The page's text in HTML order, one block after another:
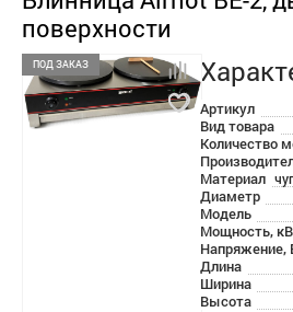
поверхности
Артикул
Вид товара
Количество
Материал
Диаметр
Модель
Мощность,
Напряжение,
Длина
Ширина
Высота
ПОД ЗАКАЗ